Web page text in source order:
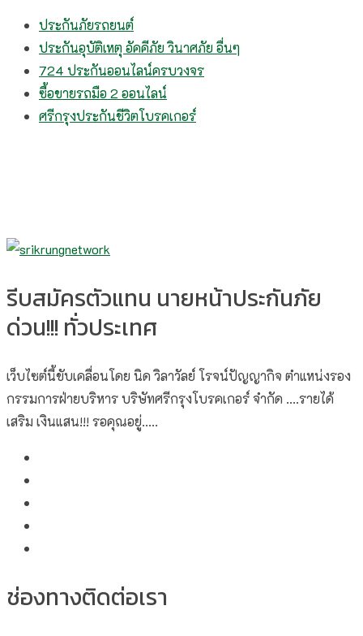
ประกันภัยรถยนต์
ประกันอุบัติเหตุ อัคคีภัย วินาศภัย อื่นๆ
724 ประกันออนไลน์ครบวงจร
ซื้อขายรถมือ 2 ออนไลน์
ศรีกรุงประกันชีวิตโบรคเกอร์
รีบสมัครตัวแทน นายหน้าประกันภัย
ด่วน!!! ทั่วประเทศ
เว็บไซต์นี้ขับเคลื่อนโดย นิด วิลาวัลย์​ โรจน์ปัญญากิจ ตำแหน่งรอง
กรรมการฝ่ายบริหาร บริษัทศรีกรุงโบรคเกอร์ จำกัด ....รายได้
เสริม เงินแสน!!! รอคุณอยู่.....
ช่องทางติดต่อเรา